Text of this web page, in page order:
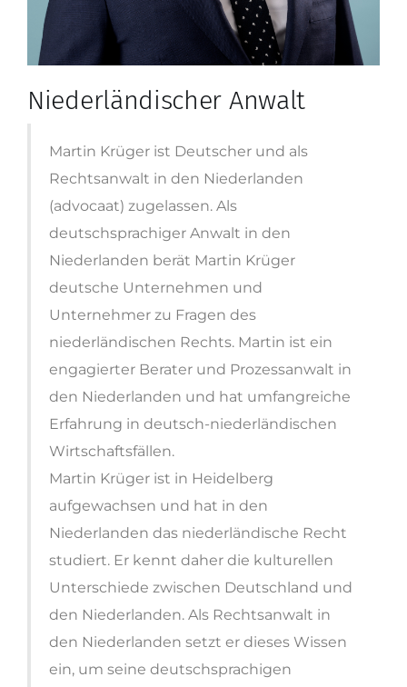
Niederländischer Anwalt
Martin Krüger ist Deutscher und als
Rechtsanwalt in den Niederlanden
(advocaat) zugelassen. Als
deutschsprachiger Anwalt in den
Niederlanden berät Martin Krüger
deutsche Unternehmen und
Unternehmer zu Fragen des
niederländischen Rechts. Martin ist ein
engagierter Berater und Prozessanwalt in
den Niederlanden und hat umfangreiche
Erfahrung in deutsch-niederländischen
Wirtschaftsfällen.
Martin Krüger ist in Heidelberg
aufgewachsen und hat in den
Niederlanden das niederländische Recht
studiert. Er kennt daher die kulturellen
Unterschiede zwischen Deutschland und
den Niederlanden. Als Rechtsanwalt in
den Niederlanden setzt er dieses Wissen
ein, um seine deutschsprachigen